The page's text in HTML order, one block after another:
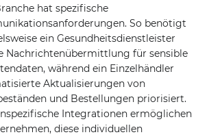
hat spezifische
So benötigt
ein Gesundheitsdienstleister
Nachrichtenübermittlung für sensible
während ein Einzelhändler
Aktualisierungen von
und Bestellungen priorisiert.
Integrationen ermöglichen
diese individuellen